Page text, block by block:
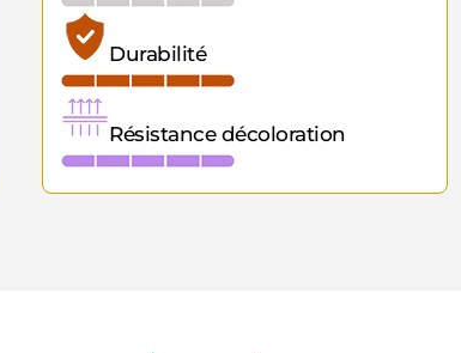
Durabilité
Résistance décoloration